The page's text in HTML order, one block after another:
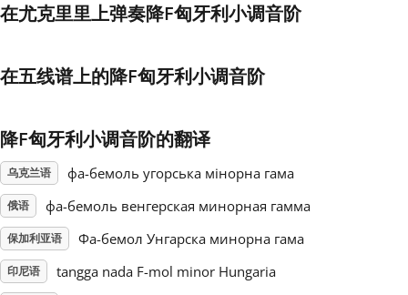
Italiano
日本語
Polski
Русский
在尤克里里上弹奏降F匈牙利小调音阶
在五线谱上的降F匈牙利小调音阶
降F匈牙利小调音阶的翻译
乌克兰语 фа-бемоль угорська мінорна гама
俄语 фа-бемоль венгерская минорная гамма
保加利亚语 Фа-бемол Унгарска минорна гама
印尼语 tangga nada F-mol minor Hungaria